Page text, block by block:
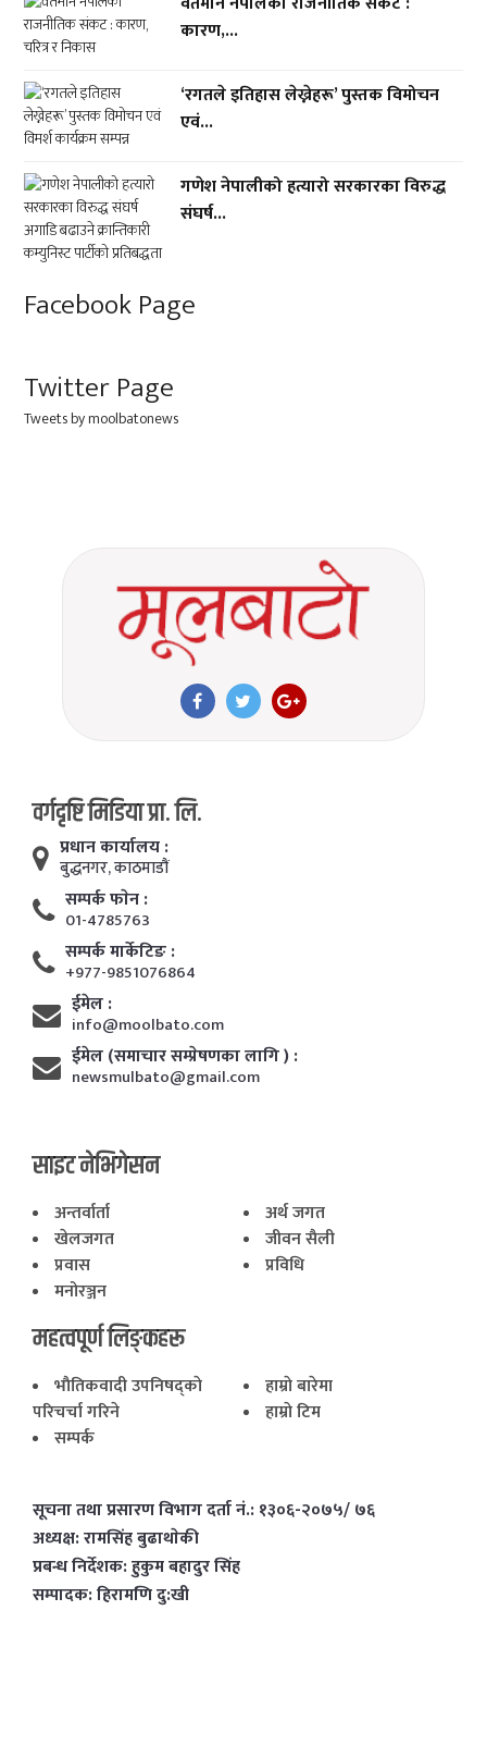
कारण,...
‘रगतले इतिहास लेख्नेहरू’ पुस्तक विमोचन
एवं...
गणेश नेपालीको हत्यारो सरकारका विरुद्ध
संघर्ष...
Facebook Page
Twitter Page
Tweets by moolbatonews
वर्गदृष्टि मिडिया प्रा. लि.
प्रधान कार्यालय :
बुद्धनगर, काठमाडाैं
सम्पर्क फाेन :
01-4785763
सम्पर्क मार्केटिङ :
+977-9851076864
ईमेल :
info@moolbato.com
ईमेल (समाचार सम्प्रेषणका लागि ) :
newsmulbato@gmail.com
साइट नेभिगेसन
अन्तर्वार्ता
अर्थ जगत
खेलजगत
जीवन सैली
प्रवास
प्रविधि
मनोरञ्जन
महत्वपूर्ण लिङ्कहरू
भाैतिकवादी उपनिषद्काे
परिचर्चा गरिने
हाम्राे बारेमा
हाम्राे टिम
सम्पर्क
सूचना तथा प्रसारण विभाग दर्ता नं.: १३०६-२०७५/ ७६
अध्यक्ष: रामसिंह बुढाथाेकी
प्रबन्ध निर्देशक: हुकुम बहादुर सिंह
सम्पादक: हिरामणि दु:खी